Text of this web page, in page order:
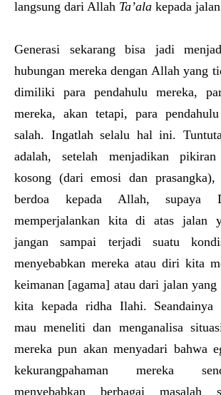
langsung dari Allah Ta’ala kepada
Generasi sekarang bisa jadi
hubungan mereka dengan Allah yang
dimiliki para pendahulu mereka,
mereka, akan tetapi, para
salah. Ingatlah selalu hal ini.
adalah, setelah menjadikan pikiran
kosong (dari emosi dan prasangka),
berdoa kepada Allah, supaya
memperjalankan kita di atas jalan
jangan sampai terjadi suatu
menyebabkan mereka atau diri kita
keimanan [agama] atau dari jalan yang
kita kepada ridha Ilahi. Seandainya
mau meneliti dan menganalisa
mereka pun akan menyadari bahwa
kekurangpahaman mereka
menyebabkan berbagai masalah